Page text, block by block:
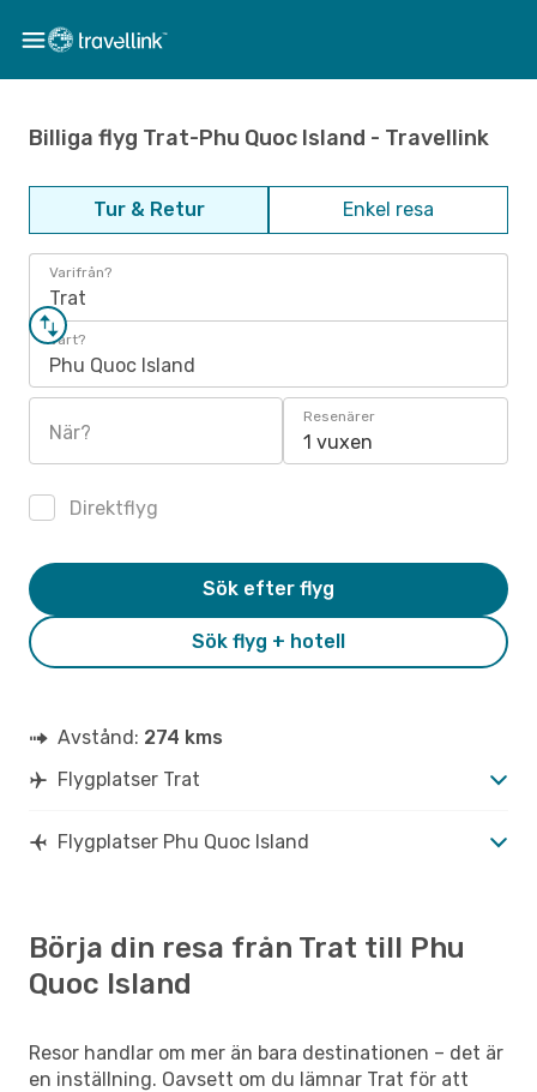
Billiga flyg Trat-Phu Quoc Island - Travellink
Tur & Retur Enkel resa
Varifrån?
Trat
Vart?
Phu Quoc Island
När?
Resenärer
1 vuxen
Direktflyg
Sök flyg + hotell
Sök efter flyg
Avstånd: 274 kms
Flygplatser Trat
Flygplatser Phu Quoc Island
Börja din resa från Trat till Phu
Quoc Island
Resor handlar om mer än bara destinationen – det är
en inställning. Oavsett om du lämnar Trat för att